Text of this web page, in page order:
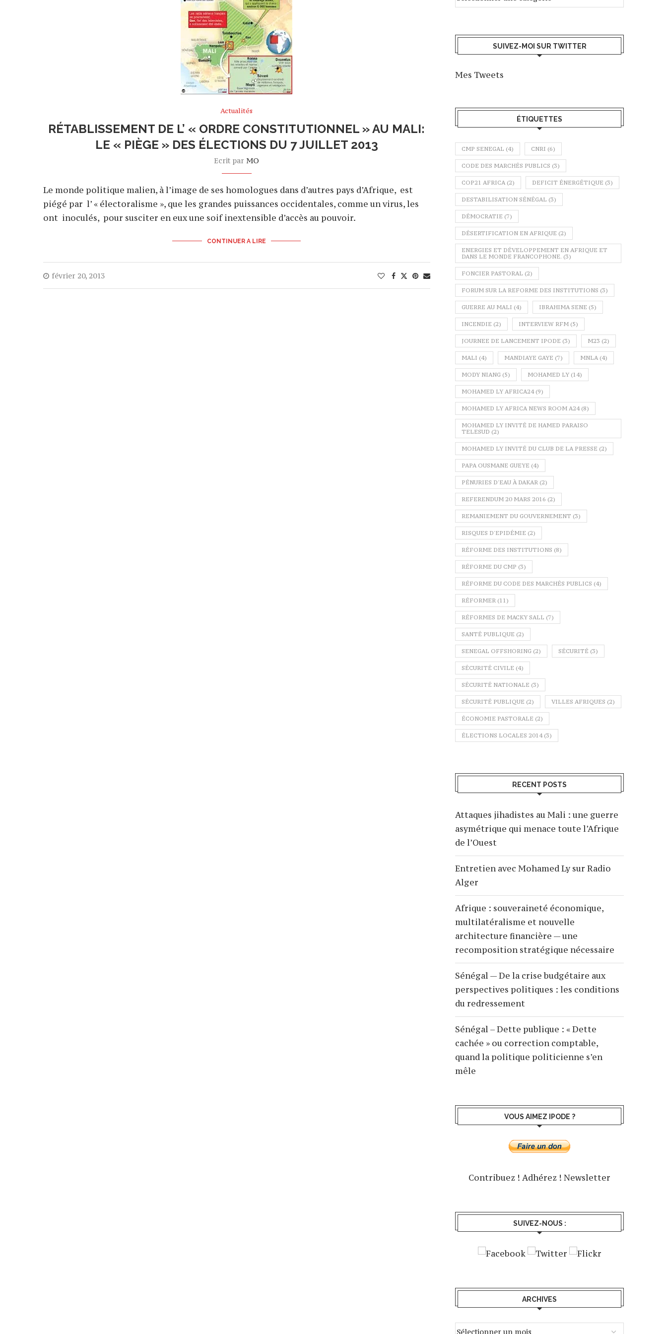
Actualités
RÉTABLISSEMENT DE L’ « ORDRE CONSTITUTIONNEL » AU MALI:
LE « PIÈGE » DES ÉLECTIONS DU 7 JUILLET 2013
Ecrit parMO
Le monde politique malien, à l’image de ses homologues dans d’autres pays d’Afrique, est
piégé par l’ « électoralisme », que les grandes puissances occidentales, comme un virus, les
ont inoculés, pour susciter en eux une soif inextensible d’accès au pouvoir.
CONTINUER A LIRE
février 20, 2013
SUIVEZ-MOI SUR TWITTER
Mes Tweets
ÉTIQUETTES
CMP SENEGAL (4) CNRI (6)
CODE DES MARCHÉS PUBLICS (3)
COP21 AFRICA (2) DEFICIT ÉNERGÉTIQUE (3)
DESTABILISATION SÉNÉGAL (3)
DÉMOCRATIE (7)
DÉSERTIFICATION EN AFRIQUE (2)
ENERGIES ET DÉVELOPPEMENT EN AFRIQUE ET
DANS LE MONDE FRANCOPHONE. (3)
FONCIER PASTORAL (2)
FORUM SUR LA REFORME DES INSTITUTIONS (3)
GUERRE AU MALI (4) IBRAHIMA SENE (5)
INCENDIE (2) INTERVIEW RFM (5)
JOURNEE DE LANCEMENT IPODE (3) M23 (2)
MALI (4) MANDIAYE GAYE (7) MNLA (4)
MODY NIANG (5) MOHAMED LY (14)
MOHAMED LY AFRICA24(9)
MOHAMED LY AFRICA NEWS ROOM A24(8)
MOHAMED LY INVITÉ DE HAMED PARAISO
TELESUD (2)
MOHAMED LY INVITÉ DU CLUB DE LA PRESSE (2)
PAPA OUSMANE GUEYE (4)
PÉNURIES D'EAU À DAKAR (2)
REFERENDUM 20 MARS 2016 (2)
REMANIEMENT DU GOUVERNEMENT (3)
RISQUES D'EPIDÉMIE (2)
RÉFORME DES INSTITUTIONS (8)
RÉFORME DU CMP (3)
RÉFORME DU CODE DES MARCHÉS PUBLICS (4)
RÉFORMER (11)
RÉFORMES DE MACKY SALL (7)
SANTÉ PUBLIQUE (2)
SENEGAL OFFSHORING (2) SÉCURITÉ (3)
SÉCURITÉ CIVILE (4)
SÉCURITÉ NATIONALE (3)
SÉCURITÉ PUBLIQUE (2) VILLES AFRIQUES (2)
ÉCONOMIE PASTORALE (2)
ÉLECTIONS LOCALES 2014(3)
RECENT POSTS
Attaques jihadistes au Mali : une guerre
asymétrique qui menace toute l’Afrique
de l’Ouest
Entretien avec Mohamed Ly sur Radio
Alger
Afrique : souveraineté économique,
multilatéralisme et nouvelle
architecture financière — une
recomposition stratégique nécessaire
Sénégal — De la crise budgétaire aux
perspectives politiques : les conditions
du redressement
Sénégal – Dette publique : « Dette
cachée » ou correction comptable,
quand la politique politicienne s’en
mêle
VOUS AIMEZ IPODE ?
Contribuez ! Adhérez ! Newsletter
SUIVEZ-NOUS :
ARCHIVES